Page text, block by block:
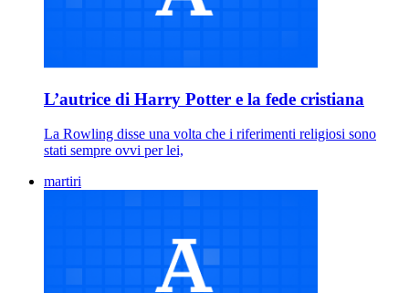
L’autrice di Harry Potter e la fede cristiana
La Rowling disse una volta che i riferimenti religiosi sono
stati sempre ovvi per lei,
martiri